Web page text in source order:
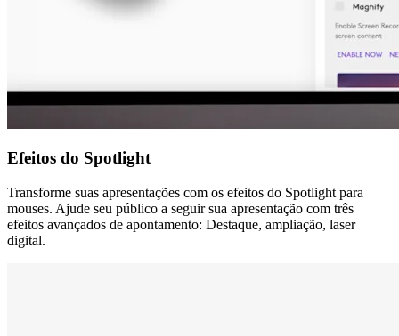
Efeitos do Spotlight
Transforme suas apresentações com os efeitos do Spotlight para
mouses. Ajude seu público a seguir sua apresentação com três
efeitos avançados de apontamento: Destaque, ampliação, laser
digital.